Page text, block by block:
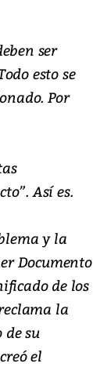
ser
esto se
Por
Así es.
y la
Documento
de los
la
de su
el